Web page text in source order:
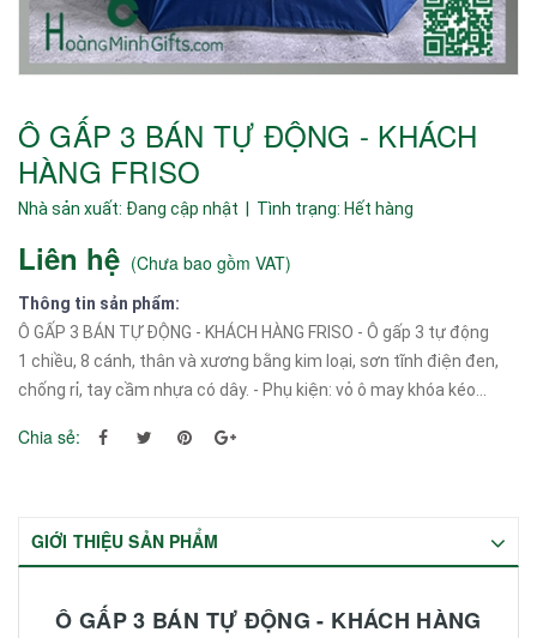
Ô GẤP 3 BÁN TỰ ĐỘNG - KHÁCH
HÀNG FRISO
Nhà sản xuất: Đang cập nhật | Tình trạng: Hết hàng
Liên hệ (Chưa bao gồm VAT)
Thông tin sản phẩm:
Ô GẤP 3 BÁN TỰ ĐỘNG - KHÁCH HÀNG FRISO - Ô gấp 3 tự động
1 chiều, 8 cánh, thân và xương bằng kim loại, sơn tĩnh điện đen,
chống rỉ, tay cầm nhựa có dây. - Phụ kiện: vỏ ô may khóa kéo...
Chia sẻ:
GIỚI THIỆU SẢN PHẨM
Ô GẤP 3 BÁN TỰ ĐỘNG - KHÁCH HÀNG